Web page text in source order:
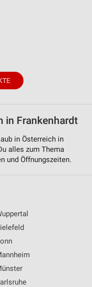
in Frankenhardt
in Österreich in
alles zum Thema
und Öffnungszeiten.